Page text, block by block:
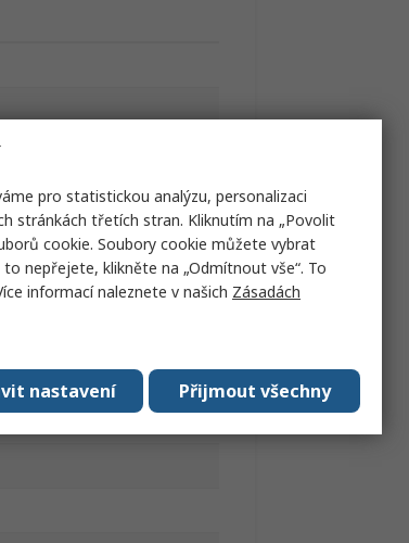
pro statistickou analýzu, personalizaci
stránkách třetích stran. Kliknutím na „Povolit
cookie. Soubory cookie můžete vybrat
nepřejete, klikněte na „Odmítnout vše“. To
informací naleznete v našich Zásadách
Přijmout všechny
nastavení